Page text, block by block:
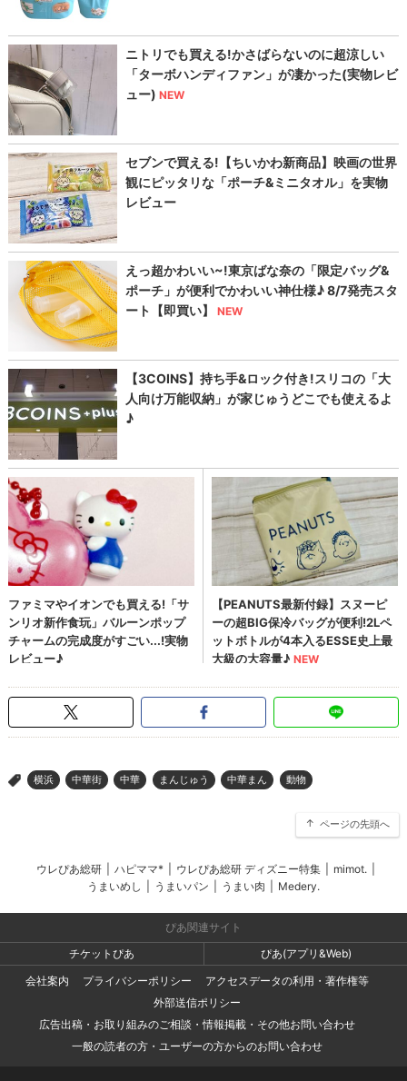
> 横浜 中華街 中華 まんじゅう 中華まん 動物
ページの先頭へ
ウレぴあ総研 ハピママ* ウレぴあ総研 ディズニー特集 mimot.
うまいめし
うまいパン うまい肉 Medery.
ぴあ関連サイト
チケットぴあ
ぴあ(アプリ&Web)
会社案内
プライバシーポリシー
アクセスデータの利用・著作権等
外部送信ポリシー
広告出稿・お取り組みのご相談・情報掲載・その他お問い合わせ
一般の読者の方・ユーザーの方からのお問い合わせ